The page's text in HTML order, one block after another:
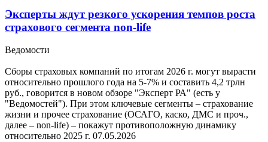
Эксперты ждут резкого ускорения темпов роста
страхового сегмента non-life
Ведомости
Сборы страховых компаний по итогам 2026 г. могут вырасти
относительно прошлого года на 5-7% и составить 4,2 трлн
руб., говорится в новом обзоре "Эксперт РА" (есть у
"Ведомостей"). При этом ключевые сегменты – страхование
жизни и прочее страхование (ОСАГО, каско, ДМС и проч.,
далее – non-life) – покажут противоположную динамику
относительно 2025 г. 07.05.2026